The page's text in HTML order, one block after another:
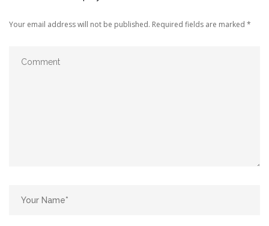
Your email address will not be published. Required fields are marked *